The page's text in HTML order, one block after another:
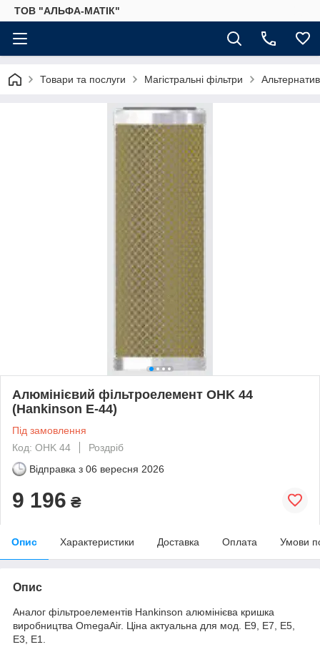
ТОВ "АЛЬФА-МАТІК"
Товари та послуги Магістральні фільтри
Алюмінієвий фільтроелемент OHK 44
(Hankinson E-44)
Під замовлення
Код: OHK 44
Роздріб
Відправка з 06 вересня 2026
9 196 ₴
Опис Характеристики Доставка Оплата Умови
Опис
Аналог фільтроелементів Hankinson алюмінієва кришка
виробництва OmegaAir. Ціна актуальна для мод. E9, E7, E5,
E3, E1.